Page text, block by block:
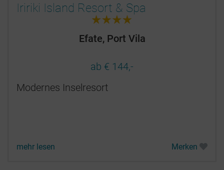
Iririki Island Resort & Spa
4.0
Efate, Port Vila
ab € 144,-
Modernes Inselresort
mehr lesen Merken